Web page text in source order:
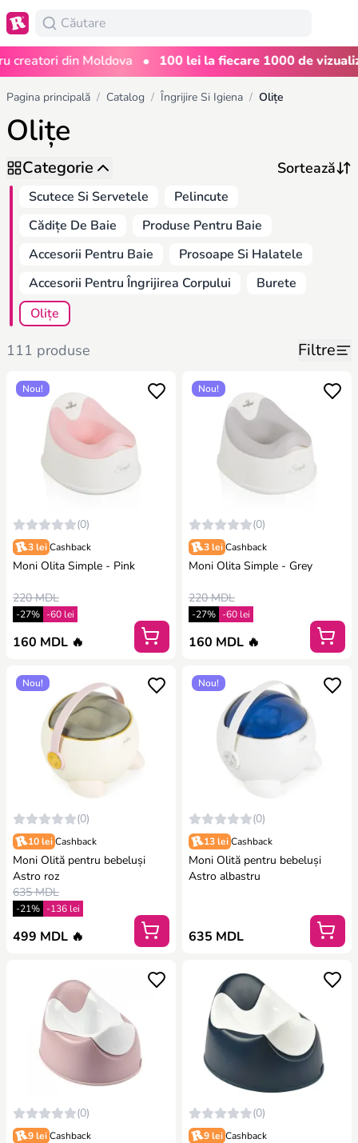
din Moldova • 100 lei la fiecare 1000 de vizualizări
Pagina principală / Catalog / Îngrijire Si Igiena / Olițe
Olițe
Categorie
Scutece Si Servetele
Pelincute
Cădițe De Baie
Produse Pentru Baie
Accesorii Pentru Baie
Prosoape Si Halatele
Accesorii Pentru Îngrijirea Corpului
Burete
Olițe
111 produse Filtre
Nou!
(0)
3 lei Cashback
Moni Olita Simple - Pink
220 MDL
-27% -60 lei
160 MDL 🔥
Nou!
(0)
3 lei Cashback
Moni Olita Simple - Grey
220 MDL
-27% -60 lei
160 MDL 🔥
Nou!
(0)
10 lei Cashback
Moni Olită pentru bebeluși
Astro roz
635 MDL
-21% -136 lei
499 MDL 🔥
Nou!
(0)
13 lei Cashback
Moni Olită pentru bebeluși
Astro albastru
635 MDL
(0)
9 lei Cashback
(0)
9 lei Cashback